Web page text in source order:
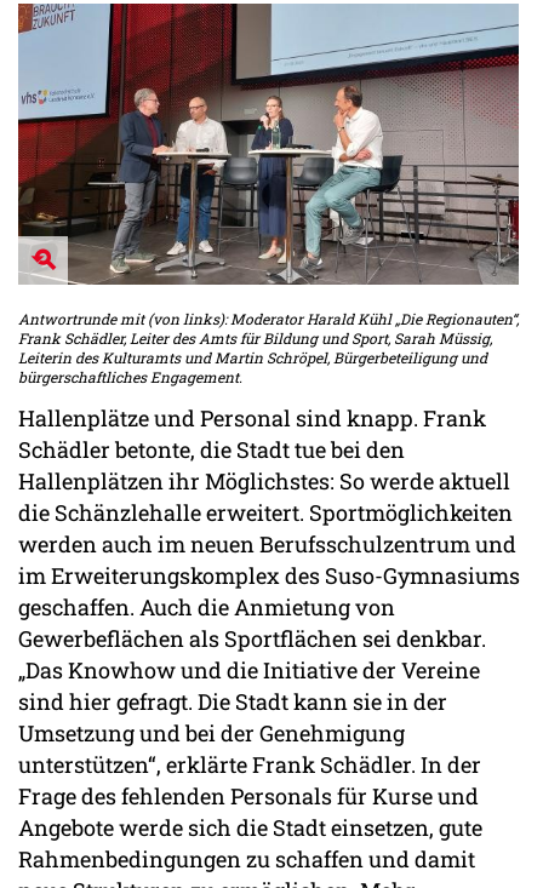
Antwortrunde mit (von links): Moderator Harald Kühl „Die Regionauten“,
Frank Schädler, Leiter des Amts für Bildung und Sport, Sarah Müssig,
Leiterin des Kulturamts und Martin Schröpel, Bürgerbeteiligung und
bürgerschaftliches Engagement.
Hallenplätze und Personal sind knapp. Frank
Schädler betonte, die Stadt tue bei den
Hallenplätzen ihr Möglichstes: So werde aktuell
die Schänzlehalle erweitert. Sportmöglichkeiten
werden auch im neuen Berufsschulzentrum und
im Erweiterungskomplex des Suso-Gymnasiums
geschaffen. Auch die Anmietung von
Gewerbeflächen als Sportflächen sei denkbar.
„Das Knowhow und die Initiative der Vereine
sind hier gefragt. Die Stadt kann sie in der
Umsetzung und bei der Genehmigung
unterstützen“, erklärte Frank Schädler. In der
Frage des fehlenden Personals für Kurse und
Angebote werde sich die Stadt einsetzen, gute
Rahmenbedingungen zu schaffen und damit